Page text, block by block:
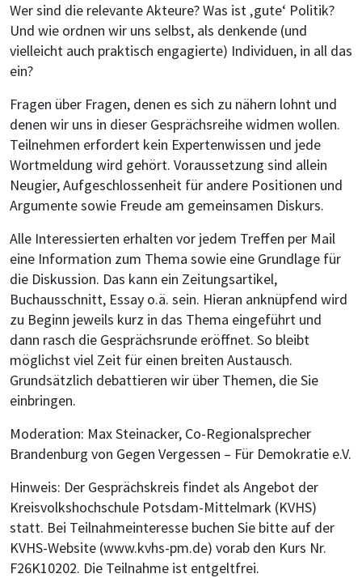
Wer sind die relevante Akteure? Was ist ‚gute‘ Politik?
Und wie ordnen wir uns selbst, als denkende (und
vielleicht auch praktisch engagierte) Individuen, in all das
ein?
Fragen über Fragen, denen es sich zu nähern lohnt und
denen wir uns in dieser Gesprächsreihe widmen wollen.
Teilnehmen erfordert kein Expertenwissen und jede
Wortmeldung wird gehört. Voraussetzung sind allein
Neugier, Aufgeschlossenheit für andere Positionen und
Argumente sowie Freude am gemeinsamen Diskurs.
Alle Interessierten erhalten vor jedem Treffen per Mail
eine Information zum Thema sowie eine Grundlage für
die Diskussion. Das kann ein Zeitungsartikel,
Buchausschnitt, Essay o.ä. sein. Hieran anknüpfend wird
zu Beginn jeweils kurz in das Thema eingeführt und
dann rasch die Gesprächsrunde eröffnet. So bleibt
möglichst viel Zeit für einen breiten Austausch.
Grundsätzlich debattieren wir über Themen, die Sie
einbringen.
Moderation: Max Steinacker, Co-Regionalsprecher
Brandenburg von Gegen Vergessen – Für Demokratie e.V.
Hinweis: Der Gesprächskreis findet als Angebot der
Kreisvolkshochschule Potsdam-Mittelmark (KVHS)
statt. Bei Teilnahmeinteresse buchen Sie bitte auf der
KVHS-Website (www.kvhs-pm.de) vorab den Kurs Nr.
F26K10202. Die Teilnahme ist entgeltfrei.